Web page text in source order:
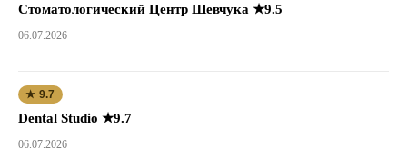
Стоматологический Центр Шевчука ★9.5
06.07.2026
★ 9.7
Dental Studio ★9.7
06.07.2026